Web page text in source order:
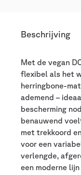
Beschrijving
Met de vegan
flexibel als het
herringbone-
ademend –
bescherming
benauwend
met trekkoord
voor een
verlengde,
een moderne